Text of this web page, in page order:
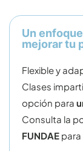
Un
mejorar tu
Flexible y
Clases
opción para
Consulta la
FUNDAE